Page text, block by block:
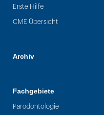
Erste Hilfe
CME Übersicht
Archiv
Fachgebiete
Parodontologie